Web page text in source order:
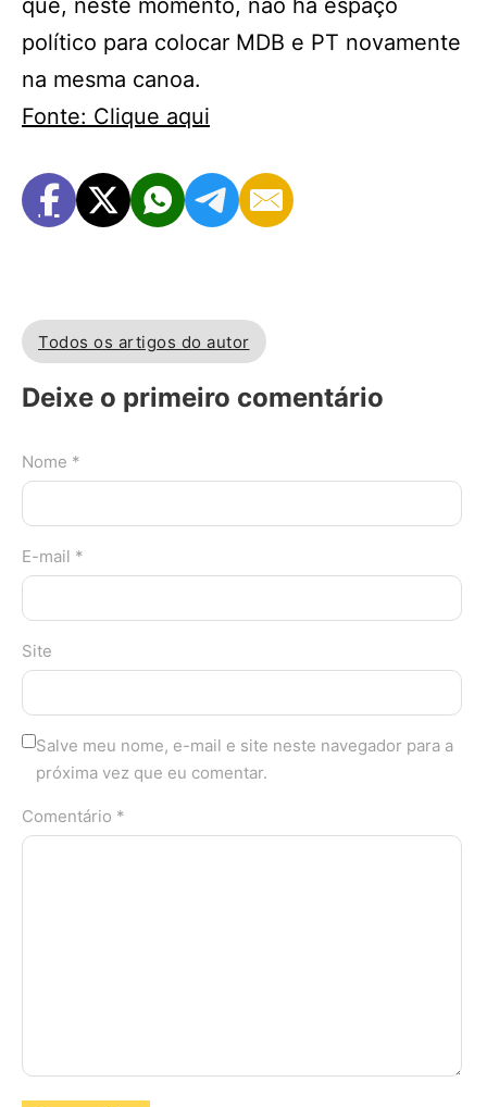
que, neste momento, não há espaço
político para colocar MDB e PT novamente
na mesma canoa.
Fonte: Clique aqui
Todos os artigos do autor
Deixe o primeiro comentário
Nome *
E-mail *
Site
Salve meu nome, e-mail e site neste navegador para a
próxima vez que eu comentar.
Comentário *